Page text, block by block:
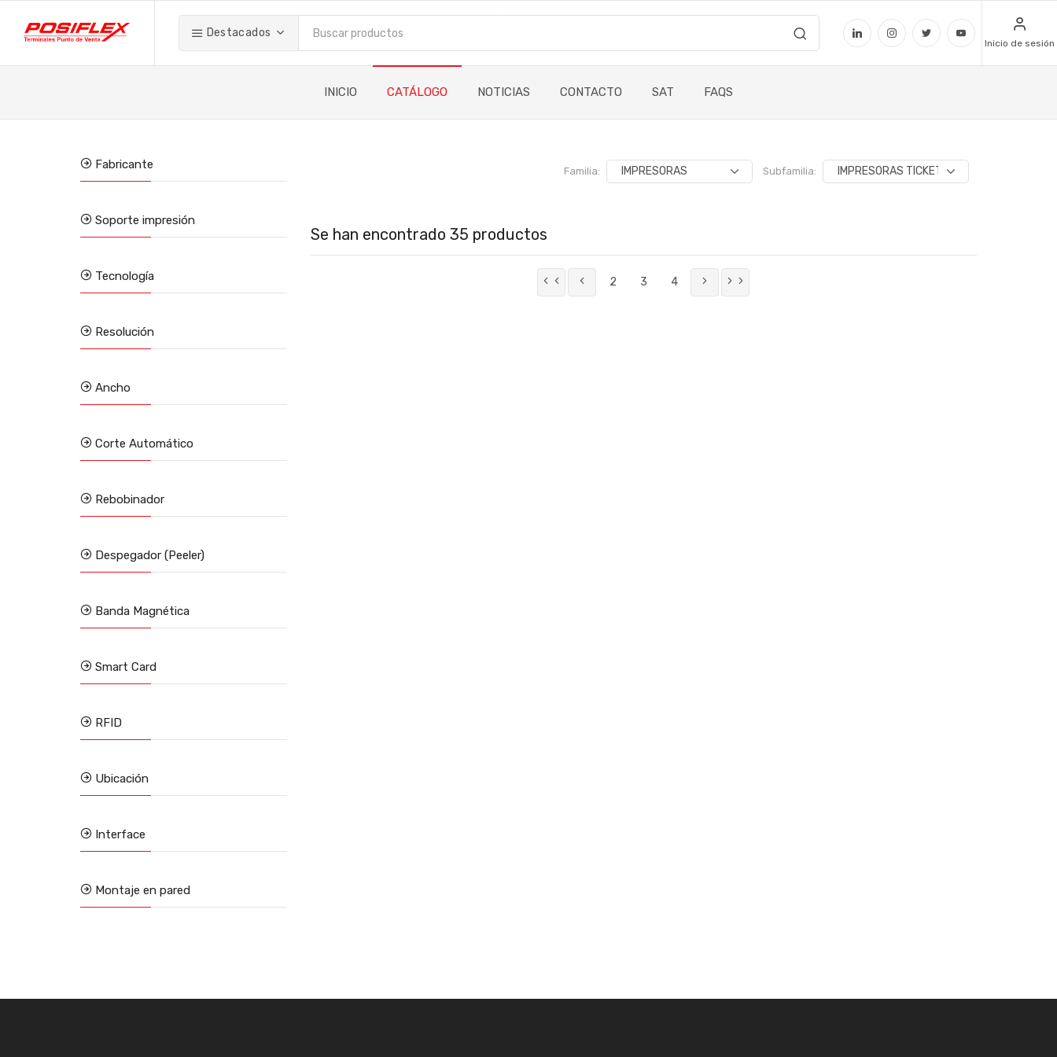
Destacados
Inicio de sesión
INICIO CATÁLOGO NOTICIAS CONTACTO SAT FAQS
Fabricante
Soporte impresión
Tecnología
Resolución
Ancho
Corte Automático
Rebobinador
Despegador (Peeler)
Banda Magnética
Smart Card
RFID
Ubicación
Interface
Montaje en pared
Familia: Subfamilia:
Se han encontrado 35 productos
2 3 4